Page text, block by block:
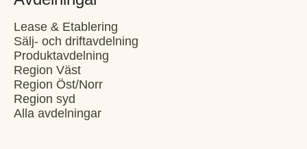
Lease & Etablering
Sälj- och driftavdelning
Produktavdelning
Region Väst
Region Öst/Norr
Region syd
Alla avdelningar